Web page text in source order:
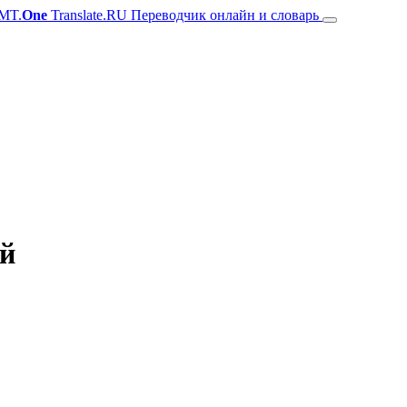
One Translate.RU Переводчик онлайн и словарь